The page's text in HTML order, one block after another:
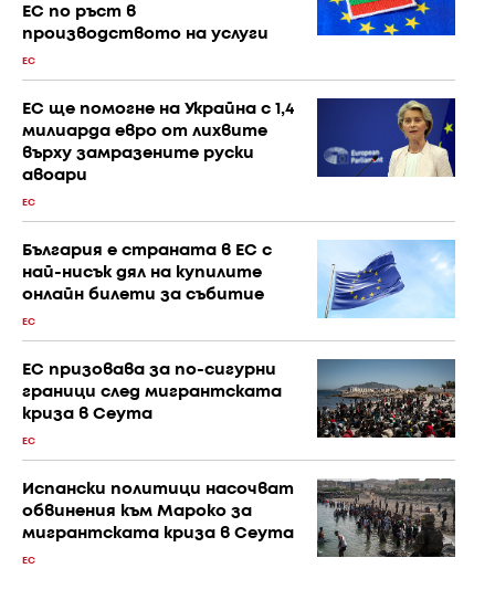
ЕС по ръст в
производството на услуги
ЕС
ЕС ще помогне на Украйна с 1,4
милиарда евро от лихвите
върху замразените руски
авоари
ЕС
България е страната в ЕС с
най-нисък дял на купилите
онлайн билети за събитие
ЕС
ЕС призовава за по-сигурни
граници след мигрантската
криза в Сеута
ЕС
Испански политици насочват
обвинения към Мароко за
мигрантската криза в Сеута
ЕС